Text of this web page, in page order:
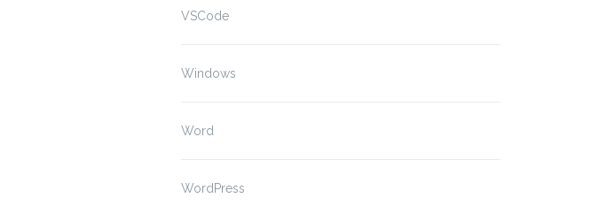
VSCode
Windows
Word
WordPress